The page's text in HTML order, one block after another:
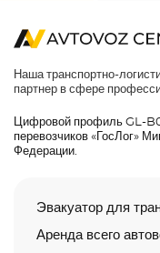
Наша транспортно-
партнер в сфере
Цифровой профиль GL-
перевозчиков «ГосЛог»
Федерации.
Эвакуатор для
Аренда всего